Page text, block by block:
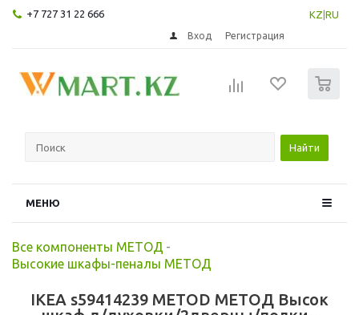
+7 727 31 22 666 KZ RU
Вход Регистрация
Найти
МЕНЮ
Все компоненты МЕТОД -
Высокие шкафы-пеналы МЕТОД
IKEA s59414239 METOD МЕТОД Высок